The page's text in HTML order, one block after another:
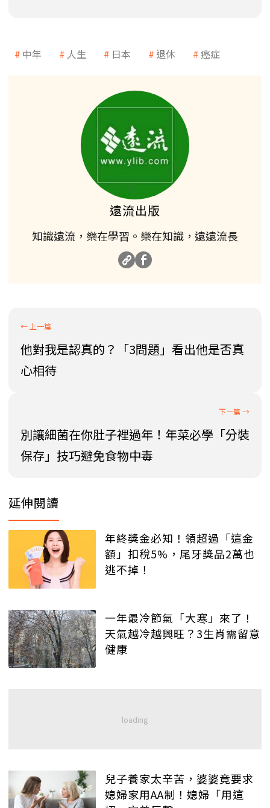
中年 人生 日本 退休 癌症
遠流出版
知識遠流，樂在學習。樂在知識，遠遠流長
他對我是認真的？「3問題」看出他是否真
心相待
別讓細菌在你肚子裡過年！年菜必學「分裝
保存」技巧避免食物中毒
延伸閱讀
年終獎金必知！領超過「這金
額」扣稅5%，尾牙獎品2萬也
逃不掉！
一年最冷節氣「大寒」來了！
天氣越冷越興旺？3生肖需留意
健康
兒子養家太辛苦，婆婆竟要求
媳婦家用AA制！媳婦「用這